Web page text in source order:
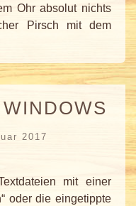
Ohr absolut nichts
Pirsch mit dem
2017
mit einer
oder die eingetippte